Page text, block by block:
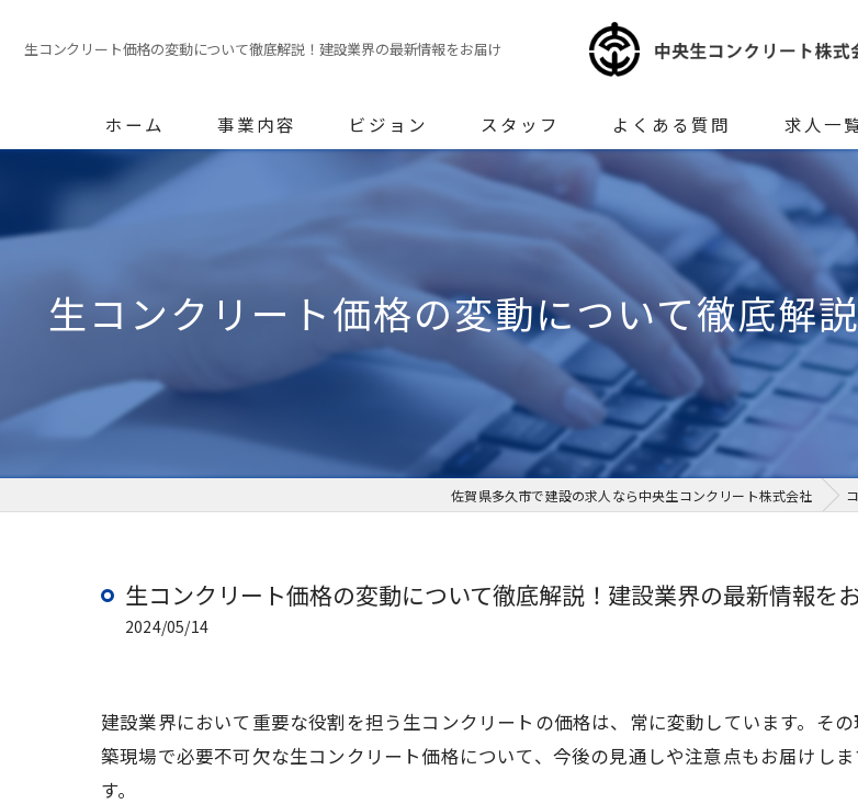
生コンクリート価格の変動について徹底解説！建設業界の最新情報をお届け
ホーム 事業内容 ビジョン スタッフ よくある質問 求人一
生コンクリート価格の変動について徹底解
佐賀県多久市で建設の求人なら中央生コンクリート株式会社
生コンクリート価格の変動について徹底解説！建設業界の最新情報を
2024/05/14
建設業界において重要な役割を担う生コンクリートの価格は、常に変動しています。そ
築現場で必要不可欠な生コンクリート価格について、今後の見通しや注意点もお届けし
す。